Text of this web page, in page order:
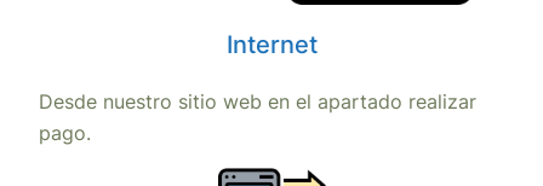
Internet
Desde nuestro sitio web en el apartado realizar
pago.